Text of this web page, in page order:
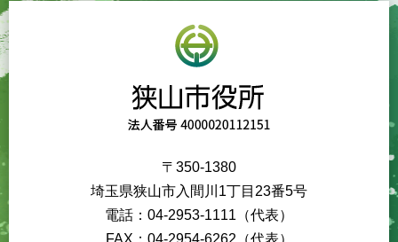
〒350-1380
埼玉県狭山市入間川1丁目23番5号
電話：04-2953-1111（代表）
FAX：04-2954-6262（代表）